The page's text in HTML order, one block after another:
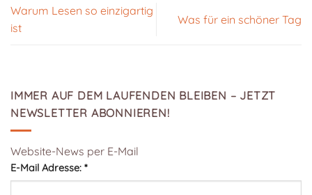
Warum Lesen so einzigartig
ist
Was für ein schöner Tag
IMMER AUF DEM LAUFENDEN BLEIBEN – JETZT
NEWSLETTER ABONNIEREN!
Website-News per E-Mail
E-Mail Adresse: *